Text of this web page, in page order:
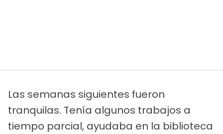
Las semanas siguientes fueron
tranquilas. Tenía algunos trabajos a
tiempo parcial, ayudaba en la biblioteca